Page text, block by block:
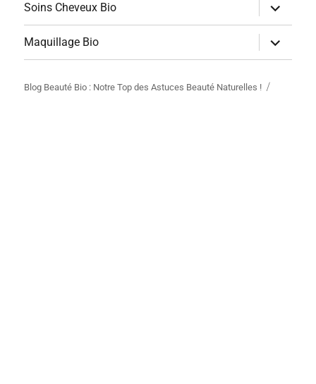
menu
Soins Cheveux Bio
ouvrir
le
sous-
menu
Maquillage Bio
ouvrir
le
sous-
Blog Beauté Bio : Notre Top des Astuces Beauté Naturelles !